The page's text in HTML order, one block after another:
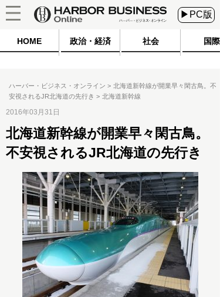
▶PC版
HOME 政治・経済 社会 国際
ハーバー・ビジネス・オンライン
北海道新幹線が開業早々閑古鳥。不
安視されるJR北海道の先行き
北海道新幹線
2016年03月31日
北海道新幹線が開業早々閑古鳥。
不安視されるJR北海道の先行き